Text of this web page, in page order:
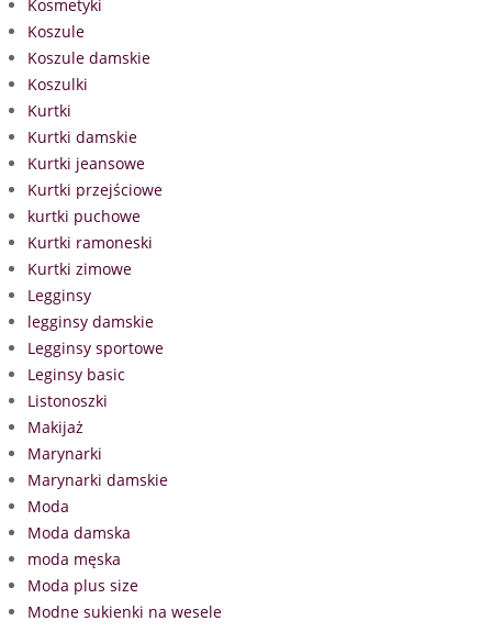
Kosmetyki
Koszule
Koszule damskie
Koszulki
Kurtki
Kurtki damskie
Kurtki jeansowe
Kurtki przejściowe
kurtki puchowe
Kurtki ramoneski
Kurtki zimowe
Legginsy
legginsy damskie
Legginsy sportowe
Leginsy basic
Listonoszki
Makijaż
Marynarki
Marynarki damskie
Moda
Moda damska
moda męska
Moda plus size
Modne sukienki na wesele